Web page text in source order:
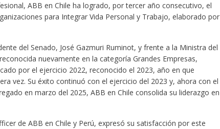
ABB en Chile ha logrado, por tercer año consecutivo, el
para Integrar Vida Personal y Trabajo, elaborado por
del Senado, José Gazmuri Ruminot, y frente a la Ministra del
nuevamente en la categoría Grandes Empresas,
por el ejercicio 2022, reconocido el 2023, año en que
vez. Su éxito continuó con el ejercicio del 2023 y, ahora con el
en marzo del 2025, ABB en Chile consolida su liderazgo en
de ABB en Chile y Perú, expresó su satisfacción por este